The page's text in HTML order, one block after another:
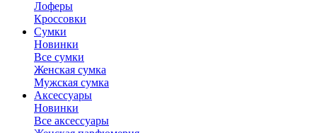
Лоферы
Кроссовки
Сумки
Новинки
Все сумки
Женская сумка
Мужская сумка
Аксессуары
Новинки
Все аксессуары